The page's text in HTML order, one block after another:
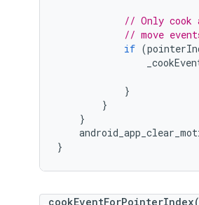
// Only cook
// move
if (
}
}
}
}